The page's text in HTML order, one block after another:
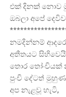
එක් දිනක් නොව
ඔබලා අපේ
නමදින්නම්
අතීතයට
තොර තෝංචියක්
පුංචි දේටත්
අප නැළවූ හැටි,